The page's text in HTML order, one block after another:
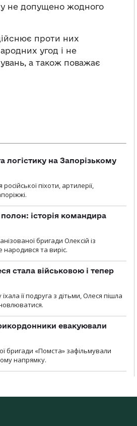
не допущено жодного
проти них
угод і не
а також поважає
логістику на Запорізькому
піхоти, артилерії,
історія командира
бригади Олексій із
та виріс.
стала військовою і тепер
її подруга з дітьми, Олеся пішла
евакуювали
бригади «Помста» зафільмували
напрямку.